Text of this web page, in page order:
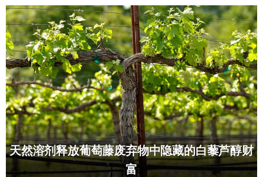
天然溶剂释放葡萄藤废弃物中隐藏的白藜芦醇财
富